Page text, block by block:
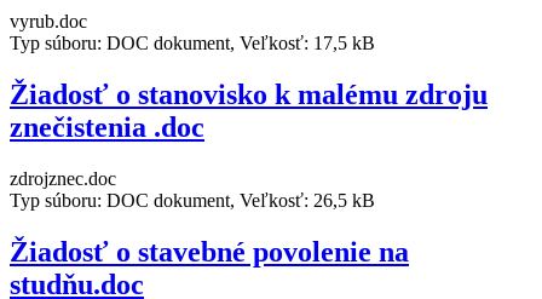
vyrub.doc
Typ súboru: DOC dokument, Veľkosť: 17,5 kB
Žiadosť o stanovisko k malému zdroju
znečistenia .doc
zdrojznec.doc
Typ súboru: DOC dokument, Veľkosť: 26,5 kB
Žiadosť o stavebné povolenie na
studňu.doc